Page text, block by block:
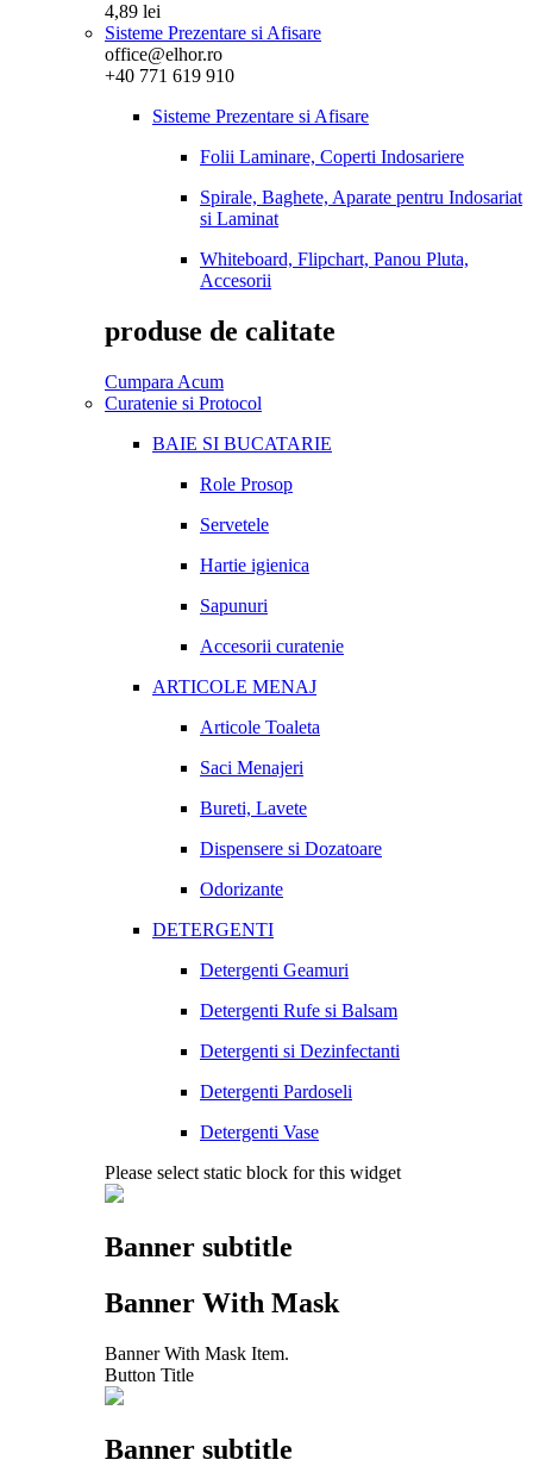
4,89 lei
Sisteme Prezentare si Afisare
office@elhor.ro
+40 771 619 910
Sisteme Prezentare si Afisare
Folii Laminare, Coperti Indosariere
Spirale, Baghete, Aparate pentru Indosariat
si Laminat
Whiteboard, Flipchart, Panou Pluta,
Accesorii
produse de calitate
Cumpara Acum
Curatenie si Protocol
BAIE SI BUCATARIE
Role Prosop
Servetele
Hartie igienica
Sapunuri
Accesorii curatenie
ARTICOLE MENAJ
Articole Toaleta
Saci Menajeri
Bureti, Lavete
Dispensere si Dozatoare
Odorizante
DETERGENTI
Detergenti Geamuri
Detergenti Rufe si Balsam
Detergenti si Dezinfectanti
Detergenti Pardoseli
Detergenti Vase
Please select static block for this widget
Banner subtitle
Banner With Mask
Banner With Mask Item.
Button Title
Banner subtitle